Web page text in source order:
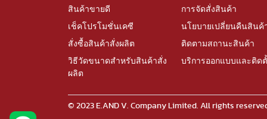
สินค้าขายดี
เช็คโปรโมชั่นเคซี
สั่งซื้อสินค้าสั่งผลิต
วิธีวัดขนาดสำหรับสินค้าสั่ง
ผลิต
การจัดสั่งสินค้า
นโยบายเปลี่ยนคืนสินค้
ติดตามสถานะสินค้า
บริการออกแบบและติด
© 2023 E.AND V. Company Limited. All rights